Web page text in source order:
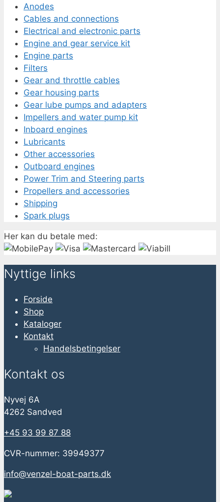
Anodes
Cables and connections
Electrical and electronic parts
Engine and gear service kit
Engine parts
Filters
Gear and throttle cables
Gear housing parts
Gear lube pumps and adapters
Impellers and water pump kit
Inboard engines
Lubricants
Other accessories
Outboard engines
Power Trim and Steering parts
Propellers and accessories
Shipping
Spark plugs
Her kan du betale med:
Nyttige links
Forside
Shop
Kataloger
Kontakt
Handelsbetingelser
Kontakt os
Nyvej 6A
4262 Sandved
+45 93 99 87 88
CVR-nummer: 39949377
info@venzel-boat-parts.dk